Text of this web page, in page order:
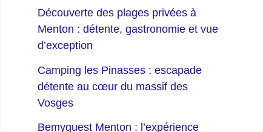
Découverte des plages privées à
Menton : détente, gastronomie et vue
d’exception
Camping les Pinasses : escapade
détente au cœur du massif des
Vosges
Bemyguest Menton : l’expérience